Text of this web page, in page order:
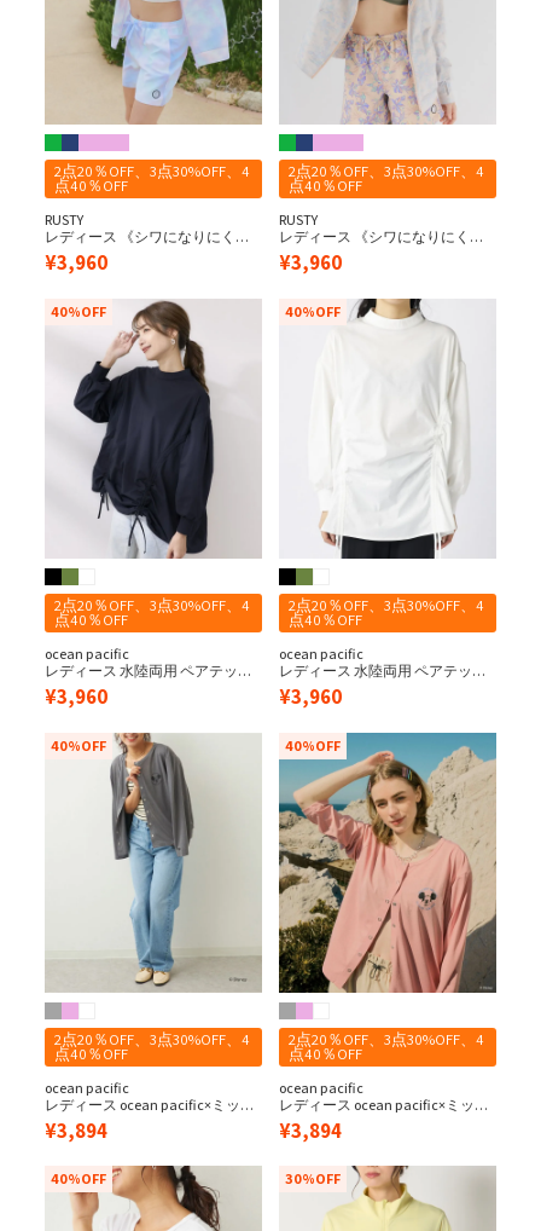
2点20％OFF、3点30%OFF、4
点40％OFF
RUSTY
レディース 《シワになりにく
い・軽量速乾・UPF50+≫ペアテ
ックス 水陸両用 タイダイニコち
¥3,960
2点20％OFF、3点30%OFF、4
点40％OFF
RUSTY
レディース 《シワになりにく
い・軽量速乾・UPF50+≫ペアテ
ックス 水陸両用 タイダイニコち
¥3,960
2点20％OFF、3点30%OFF、4
点40％OFF
ocean pacific
レディース 水陸両用 ペアテック
ス 2wayラッシュガード
40%OFF
¥3,960
2点20％OFF、3点30%OFF、4
点40％OFF
ocean pacific
レディース 水陸両用 ペアテック
ス 2wayラッシュガード
40%OFF
¥3,960
2点20％OFF、3点30%OFF、4
点40％OFF
ocean pacific
レディース ocean pacific×ミッキ
ー水陸両用カーデ
40%OFF
¥3,894
2点20％OFF、3点30%OFF、4
点40％OFF
ocean pacific
レディース ocean pacific×ミッキ
ー水陸両用カーデ
40%OFF
¥3,894
40%OFF 30%OFF